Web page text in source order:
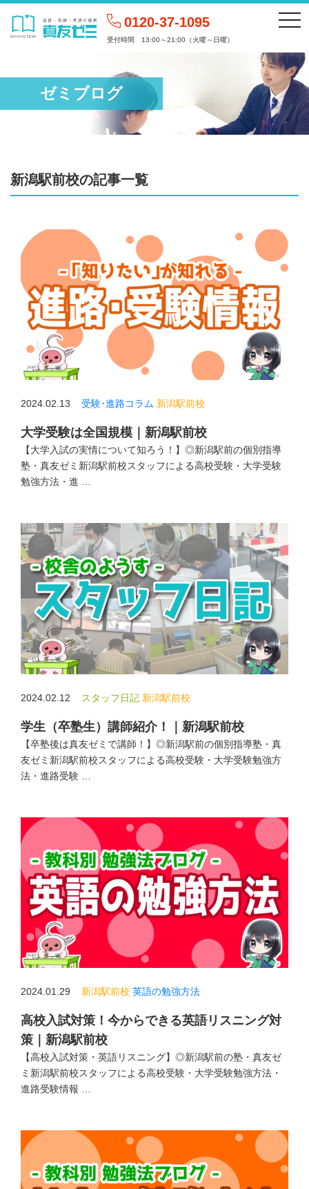
0120-37-1095
受付時間 13:00～21:00（火曜～日曜）
ゼミブログ
新潟駅前校の記事一覧
2024.02.13 受験･進路コラム 新潟駅前校
大学受験は全国規模｜新潟駅前校
【大学入試の実情について知ろう！】◎新潟駅前の個別指導
塾・真友ゼミ新潟駅前校スタッフによる高校受験・大学受験
勉強方法・進 …
2024.02.12 スタッフ日記 新潟駅前校
学生（卒塾生）講師紹介！｜新潟駅前校
【卒塾後は真友ゼミで講師！】◎新潟駅前の個別指導塾・真
友ゼミ新潟駅前校スタッフによる高校受験・大学受験勉強方
法・進路受験 …
2024.01.29 新潟駅前校 英語の勉強方法
高校入試対策！今からできる英語リスニング対
策｜新潟駅前校
【高校入試対策・英語リスニング】◎新潟駅前の塾・真友ゼ
ミ新潟駅前校スタッフによる高校受験・大学受験勉強方法・
進路受験情報 …